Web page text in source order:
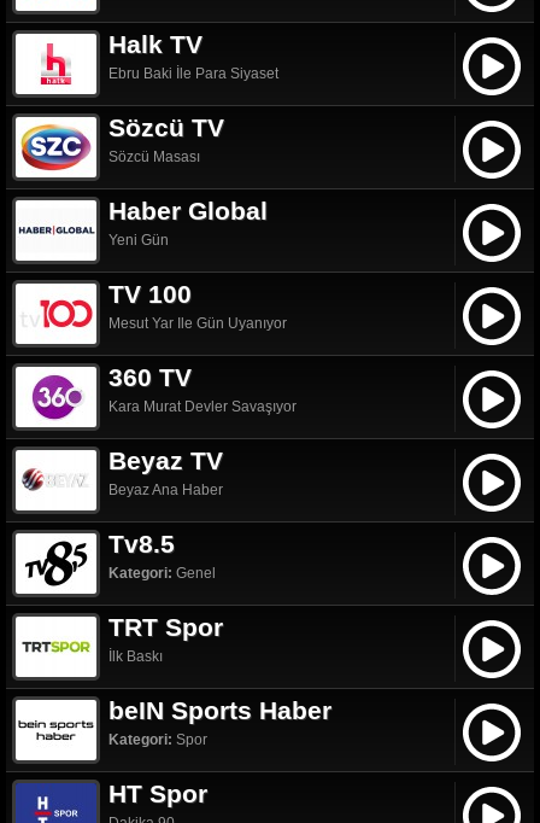
Halk TV
Ebru Baki İle Para Siyaset
Sözcü TV
Sözcü Masası
Haber Global
Yeni Gün
TV 100
Mesut Yar Ile Gün Uyanıyor
360 TV
Kara Murat Devler Savaşıyor
Beyaz TV
Beyaz Ana Haber
Tv8.5
Kategori: Genel
TRT Spor
İlk Baskı
beIN Sports Haber
Kategori: Spor
HT Spor